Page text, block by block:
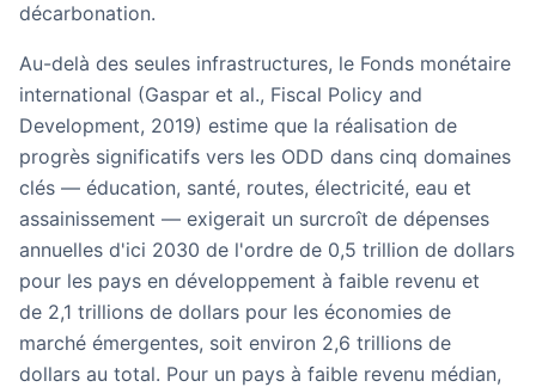
décarbonation.
Au-delà des seules infrastructures, le Fonds monétaire
international (Gaspar et al., Fiscal Policy and
Development, 2019) estime que la réalisation de
progrès significatifs vers les ODD dans cinq domaines
clés — éducation, santé, routes, électricité, eau et
assainissement — exigerait un surcroît de dépenses
annuelles d'ici 2030 de l'ordre de 0,5 trillion de dollars
pour les pays en développement à faible revenu et
de 2,1 trillions de dollars pour les économies de
marché émergentes, soit environ 2,6 trillions de
dollars au total. Pour un pays à faible revenu médian,